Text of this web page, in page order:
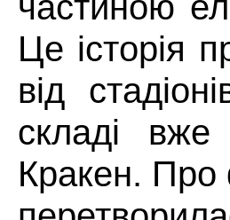
Це історія
від
складі вже
Кракен. Про